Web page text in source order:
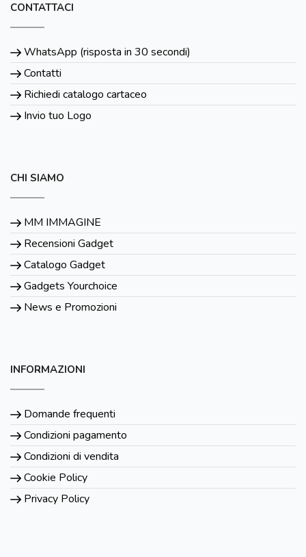
CONTATTACI
WhatsApp (risposta in 30 secondi)
Contatti
Richiedi catalogo cartaceo
Invio tuo Logo
CHI SIAMO
MM IMMAGINE
Recensioni Gadget
Catalogo Gadget
Gadgets Yourchoice
News e Promozioni
INFORMAZIONI
Domande frequenti
Condizioni pagamento
Condizioni di vendita
Cookie Policy
Privacy Policy